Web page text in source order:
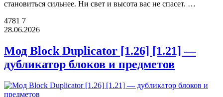
становиться сильнее. Ни свет и высота вас не спасет. …
4781 7
28.06.2026
Мод Block Duplicator [1.26] [1.21] —
дубликатор блоков и предметов